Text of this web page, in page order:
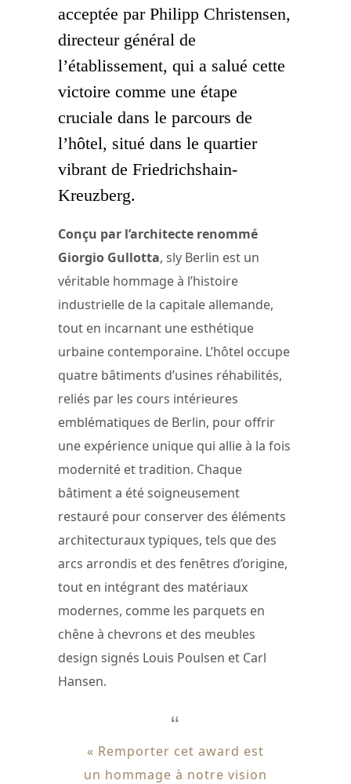
acceptée par Philipp Christensen,
directeur général de
l’établissement, qui a salué cette
victoire comme une étape
cruciale dans le parcours de
l’hôtel, situé dans le quartier
vibrant de Friedrichshain-
Kreuzberg.
Conçu par l’architecte renommé
Giorgio Gullotta, sly Berlin est un
véritable hommage à l’histoire
industrielle de la capitale allemande,
tout en incarnant une esthétique
urbaine contemporaine. L’hôtel occupe
quatre bâtiments d’usines réhabilités,
reliés par les cours intérieures
emblématiques de Berlin, pour offrir
une expérience unique qui allie à la fois
modernité et tradition. Chaque
bâtiment a été soigneusement
restauré pour conserver des éléments
architecturaux typiques, tels que des
arcs arrondis et des fenêtres d’origine,
tout en intégrant des matériaux
modernes, comme les parquets en
chêne à chevrons et des meubles
design signés Louis Poulsen et Carl
Hansen​.
« Remporter cet award est
un hommage à notre vision